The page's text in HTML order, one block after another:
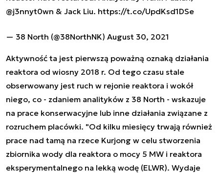
@j3nnyt0wn & Jack Liu. https://t.co/UpdKsd1DSe
— 38 North (@38NorthNK) August 30, 2021
Aktywność ta jest pierwszą poważną oznaką działania
reaktora od wiosny 2018 r. Od tego czasu stale
obserwowany jest ruch w rejonie reaktora i wokół
niego, co - zdaniem analityków z 38 North - wskazuje
na prace konserwacyjne lub inne działania związane z
rozruchem placówki. "Od kilku miesięcy trwają również
prace nad tamą na rzece Kurjong w celu stworzenia
zbiornika wody dla reaktora o mocy 5 MW i reaktora
eksperymentalnego na lekką wodę (ELWR). Wydaje